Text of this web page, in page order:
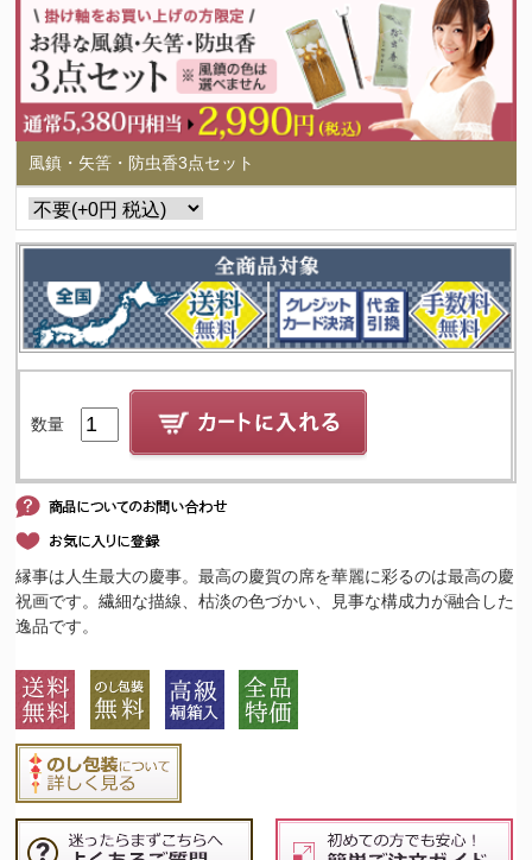
風鎮・矢筈・防虫香3点セット
数量
縁事は人生最大の慶事。最高の慶賀の席を華麗に彩るのは最高の慶
祝画です。繊細な描線、枯淡の色づかい、見事な構成力が融合した
逸品です。